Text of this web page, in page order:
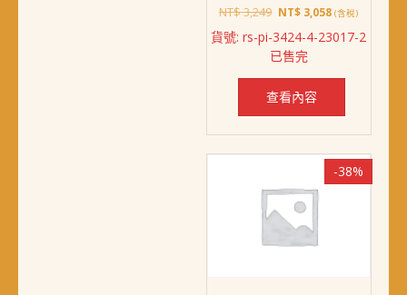
NT$3,249 原
價
格：
NT$ 3,249。
NT$ 3,058目
價
NT$ 3,058。
(含稅)
貨號: rs-pi-3424-4-23017-2
已售完
查看內容
-38%